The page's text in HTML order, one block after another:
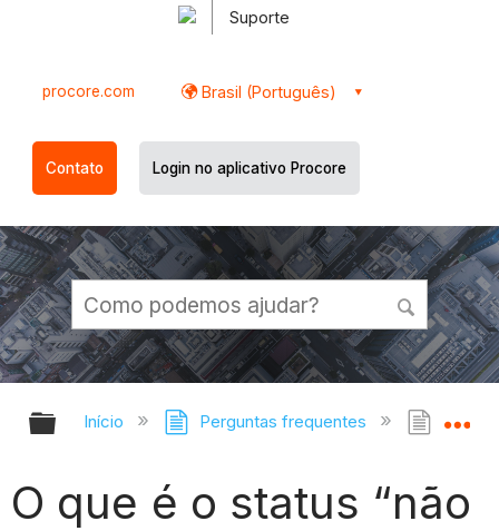
Suporte
procore.com Brasil (Português)
Contato Login no aplicativo Procore
Expandir/recolher hierarquia
Início Perguntas frequentes O
O que é o status “não